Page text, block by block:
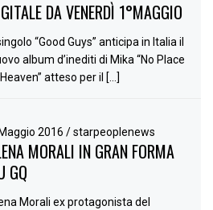
DA VENERDÌ 1°MAGGIO
singolo “Good Guys” anticipa in Italia il
album d’inediti di Mika “No Place
atteso per il […]
2016/ starpeoplenews
MORALI IN GRAN FORMA
GQ
Morali ex protagonista del